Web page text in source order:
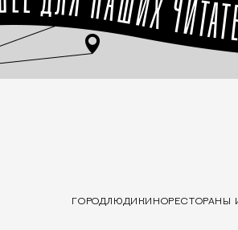
ГОРОДЛЮДИ КИНОРЕСТОРАНЫ